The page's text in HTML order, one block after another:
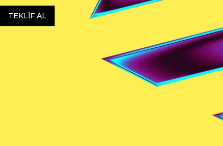
TEKLIF AL